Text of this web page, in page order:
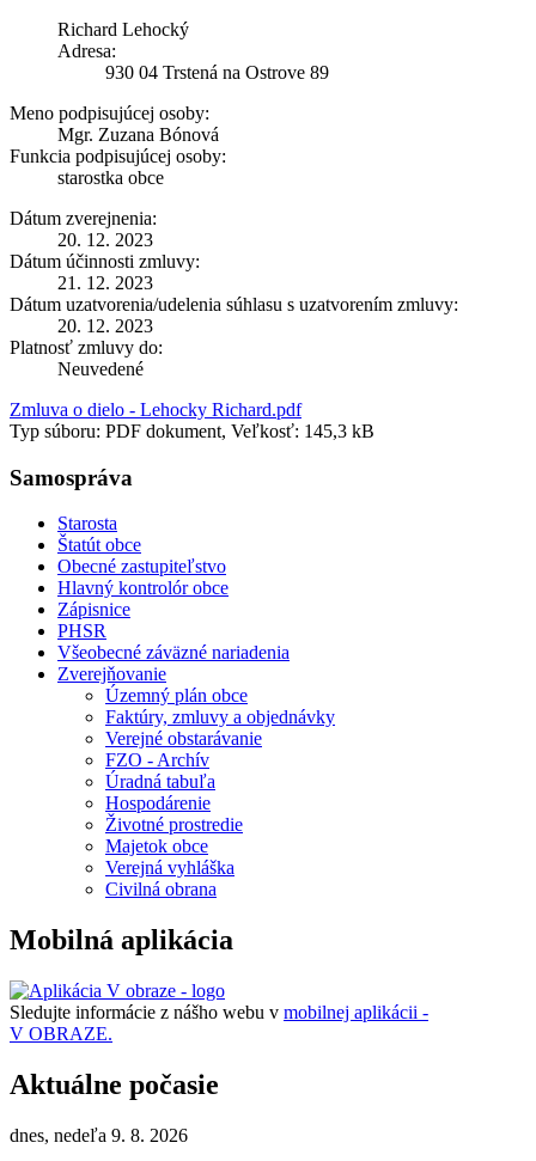
Richard Lehocký
Adresa:
930 04 Trstená na Ostrove 89
Meno podpisujúcej osoby:
Mgr. Zuzana Bónová
Funkcia podpisujúcej osoby:
starostka obce
Dátum zverejnenia:
20. 12. 2023
Dátum účinnosti zmluvy:
21. 12. 2023
Dátum uzatvorenia/udelenia súhlasu s uzatvorením zmluvy:
20. 12. 2023
Platnosť zmluvy do:
Neuvedené
Zmluva o dielo - Lehocky Richard.pdf
Typ súboru: PDF dokument, Veľkosť: 145,3 kB
Samospráva
Starosta
Štatút obce
Obecné zastupiteľstvo
Hlavný kontrolór obce
Zápisnice
PHSR
Všeobecné záväzné nariadenia
Zverejňovanie
Územný plán obce
Faktúry, zmluvy a objednávky
Verejné obstarávanie
FZO - Archív
Úradná tabuľa
Hospodárenie
Životné prostredie
Majetok obce
Verejná vyhláška
Civilná obrana
Mobilná aplikácia
Sledujte informácie z nášho webu v mobilnej aplikácii -
V OBRAZE.
Aktuálne počasie
dnes, nedeľa 9. 8. 2026